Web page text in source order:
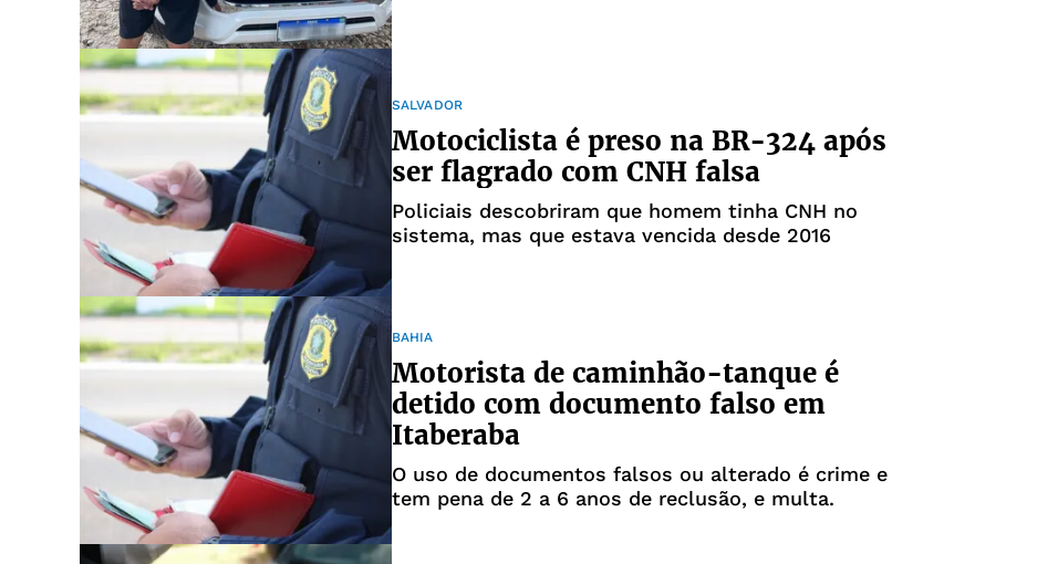
SALVADOR
Motociclista é preso na BR-324 após
ser flagrado com CNH falsa
Policiais descobriram que homem tinha CNH no
sistema, mas que estava vencida desde 2016
BAHIA
Motorista de caminhão-tanque é
detido com documento falso em
Itaberaba
O uso de documentos falsos ou alterado é crime e
tem pena de 2 a 6 anos de reclusão, e multa.